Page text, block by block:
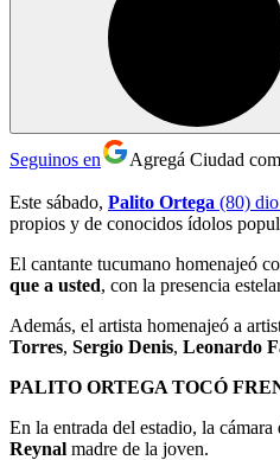
Seguinos en Agregá Ciudad
Este sábado, Palito Ortega (80)
propios y de conocidos ídolos
El cantante tucumano homenajeó
que a usted, con la presencia
Además, el artista homenajeó a
Torres, Sergio Denis, Leonardo
PALITO ORTEGA TOCÓ
En la entrada del estadio, la
Reynal madre de la joven.